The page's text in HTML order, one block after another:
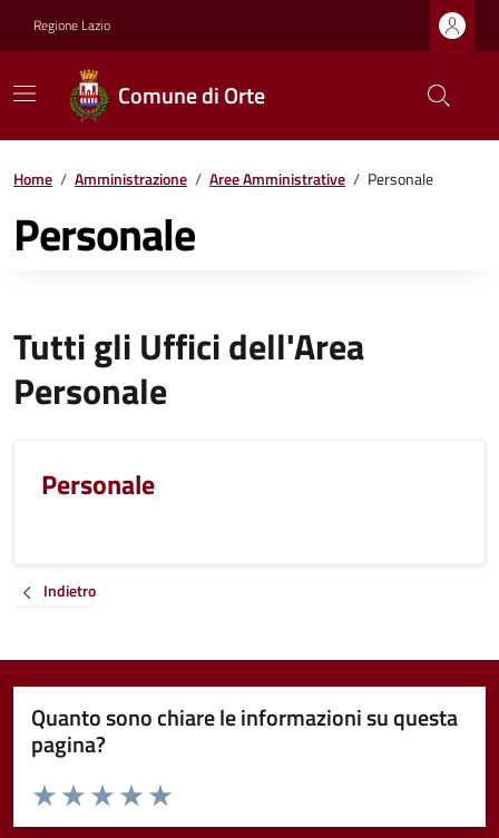
Regione Lazio
Comune di Orte
Home / Amministrazione / Aree Amministrative / Personale
Personale
Tutti gli Uffici dell'Area
Personale
Personale
Indietro
Quanto sono chiare le informazioni su questa
pagina?
Valuta da 1 a 5 stelle la pagina
Valuta 5 stelle su 5
Valuta 4 stelle su 5
Valuta 3 stelle su 5
Valuta 2 stelle su 5
Valuta 1 stelle su 5